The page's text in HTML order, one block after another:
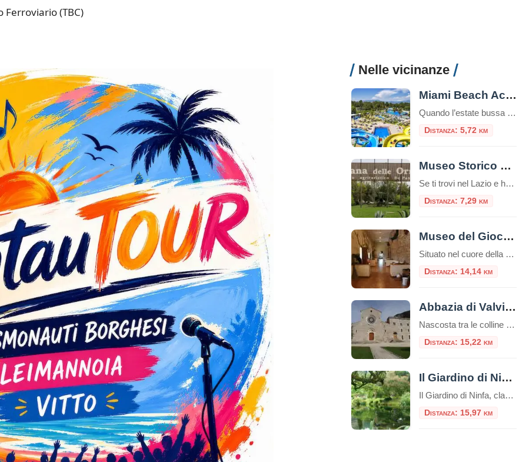
Ferroviario (TBC)
Nelle vicinanze
Miami Beach Acquapark Latina
Quando l’estate bussa alle porte e il caldo si fa sentire, la ricerca di un luogo dove rinfrescarsi e divertirsi diventa prioritaria. A Latina, la risposta è chiara: il Miami Beach Acquapark Latina rappresenta un’oasi di svago e adrenalina, ideale per famiglie, gruppi di amici e chiunque voglia trascorrere una giornata indimenticabile tra scivoli, piscine […]
Distanza: 5,72 km
Museo Storico Piana delle Orme
Se ti trovi nel Lazio e hai voglia di fare un salto indietro nel tempo, il Museo Storico Piana delle Orme è una tappa davvero imperdibile. Un museo unico nel suo genere, perfetto per una gita fuori porta, adatto a famiglie, appassionati di storia, scuole e curiosi di ogni età. A pochi chilometri da Latina, […]
Distanza: 7,29 km
Museo del Giocattolo Ludus di Sezze
Situato nel cuore della città di Sezze, il Museo del Giocattolo è una tappa obbligata per famiglie. I musei sono spesso considerati luoghi di conservazione del passato, dove antiche opere d’arte e reperti storici sono esposti per la posterità. Tuttavia, ci sono musei che vanno oltre questa concezione tradizionale e ci immergono in mondi fantastici […]
Distanza: 14,14 km
Abbazia di Valvisciolo
Nascosta tra le colline dei Monti Lepini, a pochi chilometri dal borgo medievale di Sermoneta, sorge l’Abbazia di Valvisciolo, un autentico gioiello di architettura cistercense e un luogo di grande fascino spirituale e storico. Fondata nel XII secolo, questa abbazia è un esempio perfetto dello stile sobrio ed essenziale tipico dei monaci cistercensi, che cercavano […]
Distanza: 15,22 km
Il Giardino di Ninfa
Il Giardino di Ninfa, classificato tra i primi 10 giardini più belli del mondo, è uno splendido esempio di poesia e di architettura medievale.Circondato dalla natura, da mura e torri, da chiese, monasteri e villaggi, il giardino di Ninfa copre una superficie di circa 105 ettari. Il giardino si trova ai piedi dei monti Lepini, […]
Distanza: 15,97 km